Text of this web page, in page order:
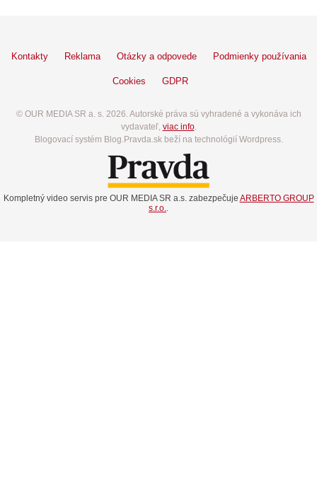
Kontakty Reklama Otázky a odpovede Podmienky používania
Cookies GDPR
© OUR MEDIA SR a. s. 2026. Autorské práva sú vyhradené a vykonáva ich
vydavateľ, viac info.
Blogovací systém Blog.Pravda.sk beží na technológií Wordpress.
Kompletný video servis pre OUR MEDIA SR a.s. zabezpečuje ARBERTO GROUP
s.r.o.